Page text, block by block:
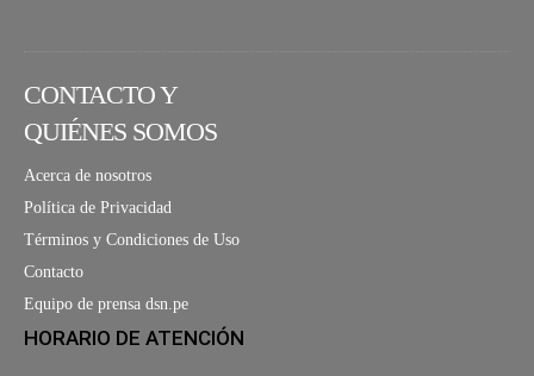
CONTACTO Y
QUIÉNES SOMOS
Acerca de nosotros
Política de Privacidad
Términos y Condiciones de Uso
Contacto
Equipo de prensa dsn.pe
HORARIO DE ATENCIÓN